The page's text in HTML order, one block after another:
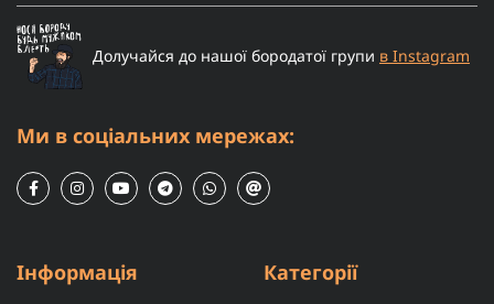
Долучайся до нашої бородатої групи в Instagram
Ми в соціальних мережах:
Інформація Категорії